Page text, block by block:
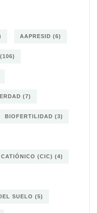
AAPRESID (6)
(106)
(7)
BIOFERTILIDAD (3)
(CIC) (4)
SUELO (5)